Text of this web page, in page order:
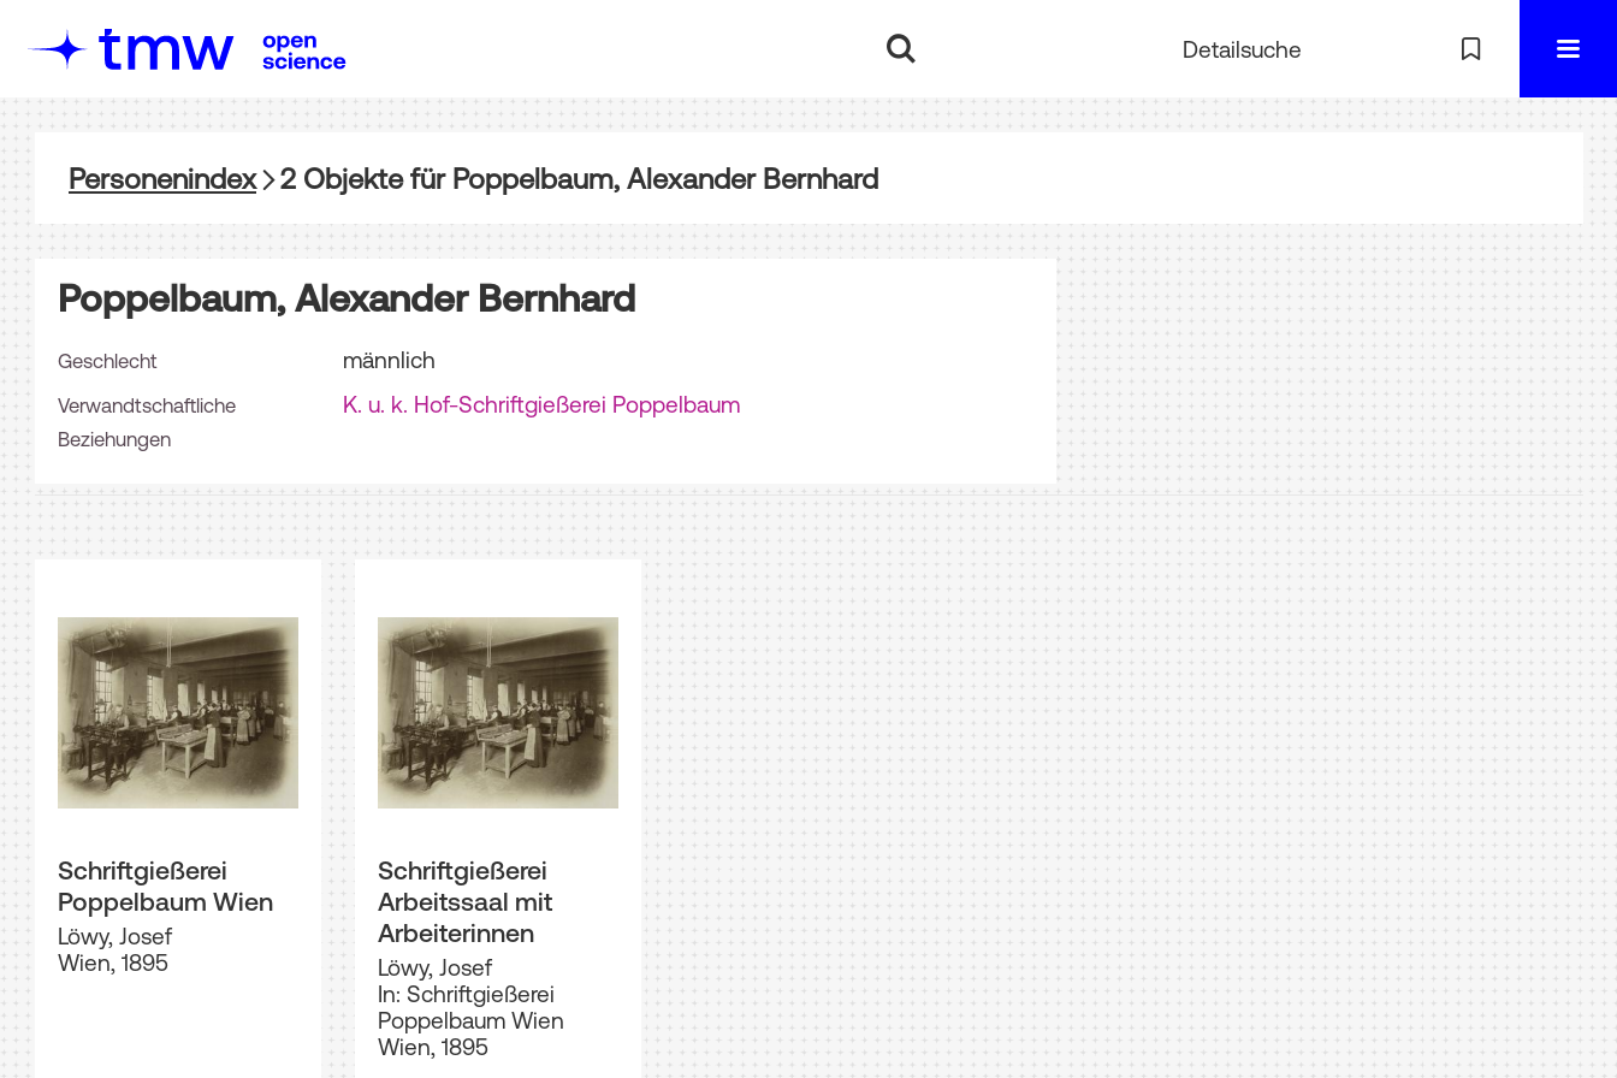
Detailsuche
Personenindex 2 Objektefür Poppelbaum, Alexander Bernhard
Poppelbaum, Alexander Bernhard
Geschlecht männlich
Verwandtschaftliche
Beziehungen
K. u. k. Hof-Schriftgießerei Poppelbaum
Schriftgießerei
Poppelbaum Wien
Löwy, Josef
Wien, 1895
Schriftgießerei
Arbeitssaal mit
Arbeiterinnen
Löwy, Josef
In: Schriftgießerei
Poppelbaum Wien
Wien, 1895